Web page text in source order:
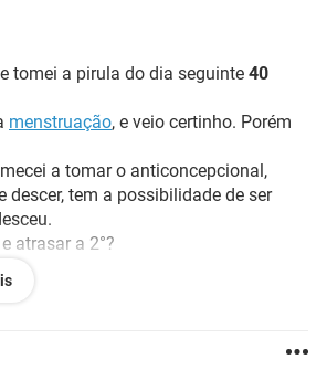
tomei a pirula do dia seguinte 40
menstruação, e veio certinho. Porém
a tomar o anticoncepcional,
tem a possibilidade de ser
atrasar a 2°?
a 2° cartela do